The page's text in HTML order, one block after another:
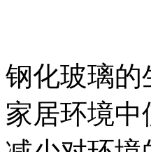
钢化玻璃的
家居环境